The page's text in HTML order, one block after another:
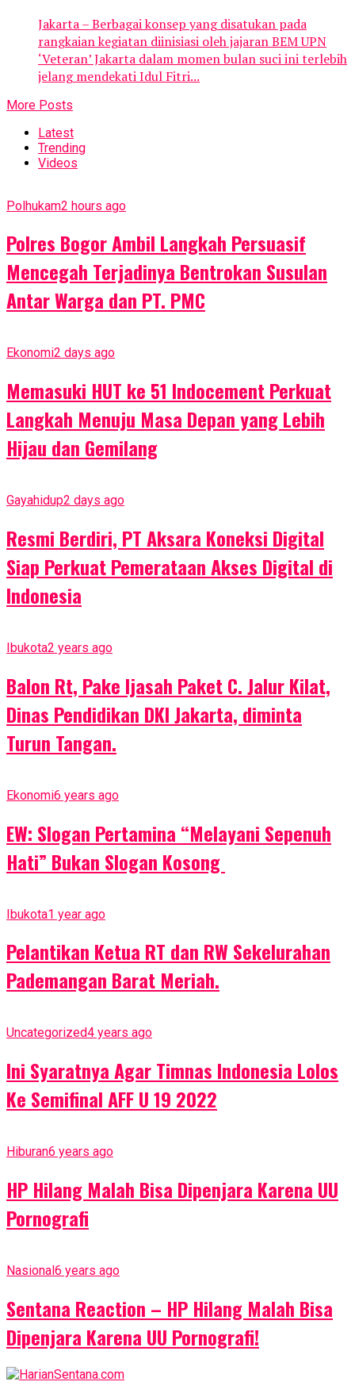
Jakarta – Berbagai konsep yang disatukan pada
rangkaian kegiatan diinisiasi oleh jajaran BEM UPN
‘Veteran’ Jakarta dalam momen bulan suci ini terlebih
jelang mendekati Idul Fitri...
More Posts
Latest
Trending
Videos
Polhukam2 hours ago
Polres Bogor Ambil Langkah Persuasif
Mencegah Terjadinya Bentrokan Susulan
Antar Warga dan PT. PMC
Ekonomi2 days ago
Memasuki HUT ke 51 Indocement Perkuat
Langkah Menuju Masa Depan yang Lebih
Hijau dan Gemilang
Gayahidup2 days ago
Resmi Berdiri, PT Aksara Koneksi Digital
Siap Perkuat Pemerataan Akses Digital di
Indonesia
Ibukota2 years ago
Balon Rt, Pake Ijasah Paket C. Jalur Kilat,
Dinas Pendidikan DKI Jakarta, diminta
Turun Tangan.
Ekonomi6 years ago
EW: Slogan Pertamina “Melayani Sepenuh
Hati” Bukan Slogan Kosong
Ibukota1 year ago
Pelantikan Ketua RT dan RW Sekelurahan
Pademangan Barat Meriah.
Uncategorized4 years ago
Ini Syaratnya Agar Timnas Indonesia Lolos
Ke Semifinal AFF U 19 2022
Hiburan6 years ago
HP Hilang Malah Bisa Dipenjara Karena UU
Pornografi
Nasional6 years ago
Sentana Reaction – HP Hilang Malah Bisa
Dipenjara Karena UU Pornografi!